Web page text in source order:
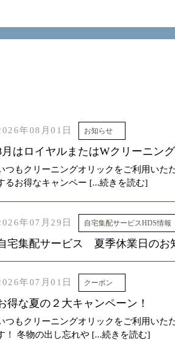
年08月01日 お知らせ
月はロイヤルまたはWクリーニン
つもクリーニングオリックをご利用いた
るお得なキャンペー [...続きを読む]
年07月29日 自宅集配サービスHDS情報
宅集配サービス 夏季休業日のお
年07月01日 クーポン
得な夏の２大キャンペーン！
つもクリーニングオリックをご利用いた
！ 冬物の出し忘れや [...続きを読む]